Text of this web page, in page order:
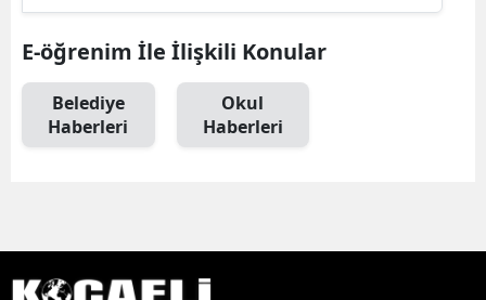
E-öğrenim İle İlişkili Konular
Belediye
Haberleri
Okul
Haberleri